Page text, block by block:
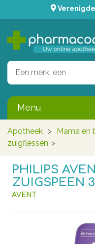
Menu
Apotheek > Mama en
zuigflessen >
PHILIPS
ZUIGSPEEN
AVENT